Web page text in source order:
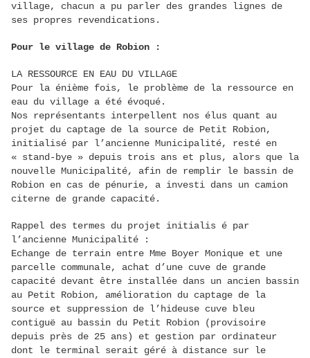
village, chacun a pu parler des grandes lignes de
ses propres revendications.
Pour le village de Robion :
LA RESSOURCE EN EAU DU VILLAGE
Pour la énième fois, le problème de la ressource en
eau du village a été évoqué.
Nos représentants interpellent nos élus quant au
projet du captage de la source de Petit Robion,
initialisé par l’ancienne Municipalité, resté en
« stand-bye » depuis trois ans et plus, alors que la
nouvelle Municipalité, afin de remplir le bassin de
Robion en cas de pénurie, a investi dans un camion
citerne de grande capacité.
Rappel des termes du projet initialis é par
l’ancienne Municipalité :
Echange de terrain entre Mme Boyer Monique et une
parcelle communale, achat d’une cuve de grande
capacité devant être installée dans un ancien bassin
au Petit Robion, amélioration du captage de la
source et suppression de l’hideuse cuve bleu
contiguë au bassin du Petit Robion (provisoire
depuis près de 25 ans) et gestion par ordinateur
dont le terminal serait géré à distance sur le